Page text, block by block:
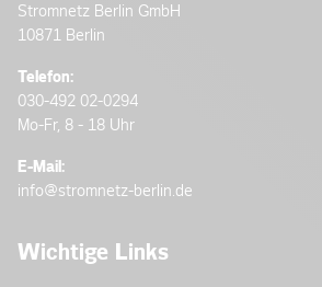
Stromnetz Berlin GmbH
10871 Berlin
Telefon:
030-492 02-0294
Mo-Fr, 8 - 18 Uhr
E-Mail:
info@stromnetz-berlin.de
Wichtige Links